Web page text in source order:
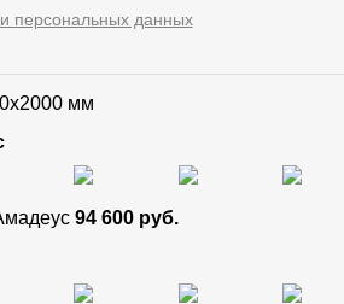
персональных данных
мм
94 600 руб.